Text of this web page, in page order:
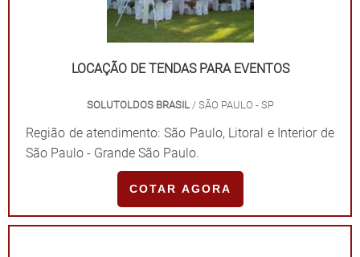
LOCAÇÃO DE TENDAS PARA EVENTOS
SOLUTOLDOS BRASIL/ SÃO PAULO - SP
Região de atendimento: São Paulo, Litoral e Interior de
São Paulo - Grande São Paulo.
COTAR AGORA